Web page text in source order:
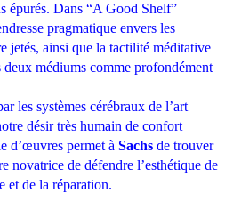
épurés. Dans “A Good Shelf”
pragmatique envers les
jetés, ainsi que la tactilité méditative
médiums comme profondément
les systèmes cérébraux de l’art
désir très humain de confort
d’œuvres permet à Sachs de trouver
novatrice de défendre l’esthétique de
et de la réparation.